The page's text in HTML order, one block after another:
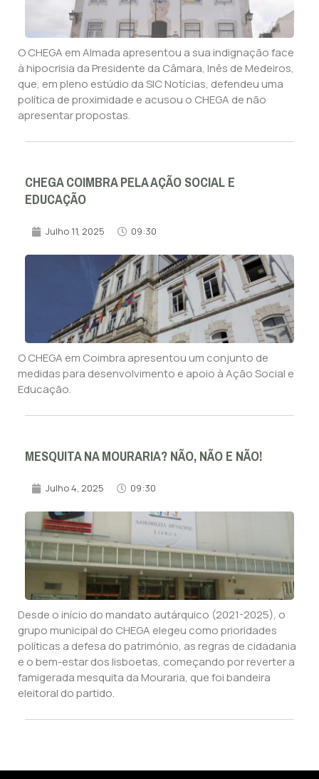
O CHEGA em Almada apresentou a sua indignação face
à hipocrisia da Presidente da Câmara, Inês de Medeiros,
que, em pleno estúdio da SIC Notícias, defendeu uma
política de proximidade e acusou o CHEGA de não
apresentar propostas.
CHEGA COIMBRA PELA AÇÃO SOCIAL E
EDUCAÇÃO
Julho 11, 2025 09:30
O CHEGA em Coimbra apresentou um conjunto de
medidas para desenvolvimento e apoio à Ação Social e
Educação.
MESQUITA NA MOURARIA? NÃO, NÃO E NÃO!
Julho 4, 2025 09:30
Desde o início do mandato autárquico (2021-2025), o
grupo municipal do CHEGA elegeu como prioridades
políticas a defesa do património, as regras de cidadania
e o bem-estar dos lisboetas, começando por reverter a
famigerada mesquita da Mouraria, que foi bandeira
eleitoral do partido.